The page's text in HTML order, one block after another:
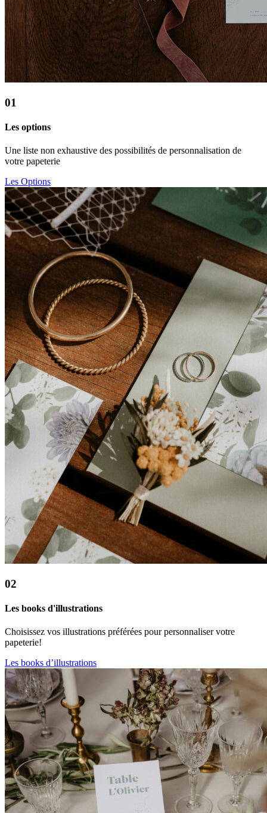
01
Les options
Une liste non exhaustive des possibilités de personnalisation de
votre papeterie
Les Options
02
Les books d'illustrations
Choisissez vos illustrations préférées pour personnaliser votre
papeterie!
Les books d’illustrations